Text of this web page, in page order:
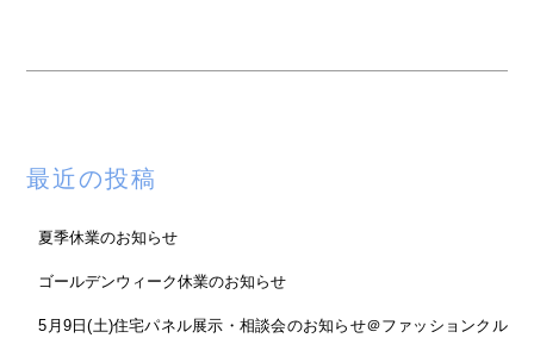
最近の投稿
夏季休業のお知らせ
ゴールデンウィーク休業のお知らせ
5月9日(土)住宅パネル展示・相談会のお知らせ＠ファッションクル